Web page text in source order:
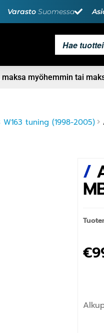
Varasto Suomessa
maksa myöhemmin tai
W163 tuning (1998-2005)
/
€